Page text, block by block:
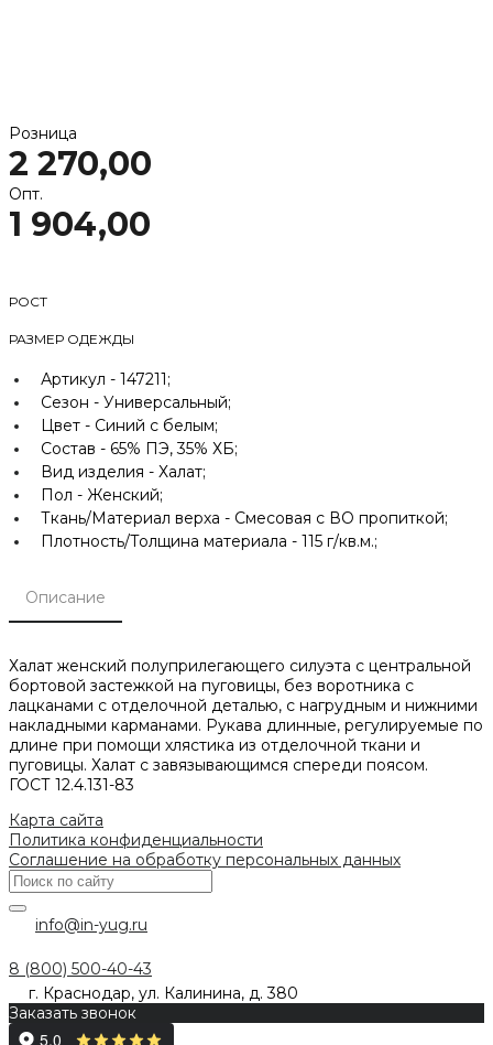
Розница
2 270,00
Опт.
1 904,00
РОСТ
РАЗМЕР ОДЕЖДЫ
Артикул - 147211;
Сезон - Универсальный;
Цвет - Синий с белым;
Состав - 65% ПЭ, 35% ХБ;
Вид изделия - Халат;
Пол - Женский;
Ткань/Материал верха - Смесовая с ВО пропиткой;
Плотность/Толщина материала - 115 г/кв.м.;
Описание
Халат женский полуприлегающего силуэта с центральной
бортовой застежкой на пуговицы, без воротника с
лацканами с отделочной деталью, с нагрудным и нижними
накладными карманами. Рукава длинные, регулируемые по
длине при помощи хлястика из отделочной ткани и
пуговицы. Халат с завязывающимся спереди поясом.
ГОСТ 12.4.131-83
Карта сайта
Политика конфиденциальности
Соглашение на обработку персональных данных
info@in-yug.ru
8 (800) 500-40-43
г. Краснодар, ул. Калинина, д. 380
Заказать звонок